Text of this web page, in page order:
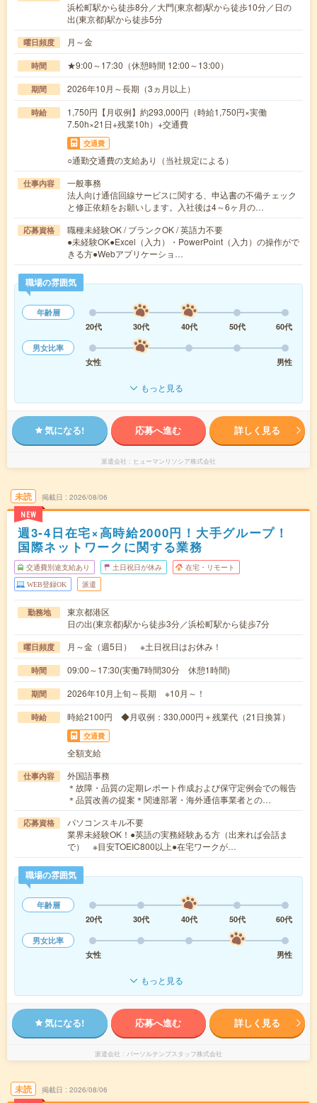
浜松町駅から徒歩8分／大門(東京都)駅から徒歩10分／日の
出(東京都)駅から徒歩5分
曜日頻度 月～金
時間 ★9:00～17:30（休憩時間 12:00～13:00）
期間 2026年10月～長期（3ヵ月以上）
時給
1,750円【月収例】約293,000円（時給1,750円×実働
7.50h×21日+残業10h）+交通費
交通費
○通勤交通費の支給あり（当社規定による）
仕事内容
一般事務
法人向け通信回線サービスに関する、申込書の不備チェック
と修正依頼をお願いします。入社後は4～6ヶ月の…
応募資格
職種未経験OK / ブランクOK / 英語力不要
●未経験OK●Excel（入力）・PowerPoint（入力）の操作がで
きる方●Webアプリケーショ…
職場の雰囲気
年齢層
20代
30代 40代 50代
60代
男女比率
女性
男性
もっと見る
気になる! 応募へ進む 詳しく見る
派遣会社 ヒューマンリソシア株式会社
未読
NEW
掲載日 2026/08/06
週3-4日在宅×高時給2000円！大手グループ！
国際ネットワークに関する業務
交通費別途支給あり 土日祝日が休み 在宅・リモート
WEB登録OK 派遣
勤務地
東京都港区
日の出(東京都)駅から徒歩3分／浜松町駅から徒歩7分
曜日頻度 月～金（週5日） ※土日祝日はお休み！
時間 09:00～17:30(実働7時間30分 休憩1時間)
期間 2026年10月上旬～長期 ※10月～！
時給 時給2100円 ◆月収例：330,000円＋残業代（21日換算）
交通費
全額支給
仕事内容
外国語事務
＊故障・品質の定期レポート作成および保守定例会での報告
＊品質改善の提案＊関連部署・海外通信事業者との…
応募資格
パソコンスキル不要
業界未経験OK！●英語の実務経験ある方（出来れば会話ま
で） ※目安TOEIC800以上●在宅ワークが…
職場の雰囲気
年齢層
20代
30代 40代 50代
60代
男女比率
女性
男性
もっと見る
気になる! 応募へ進む 詳しく見る
派遣会社 パーソルテンプスタッフ株式会社
未読 掲載日 2026/08/06